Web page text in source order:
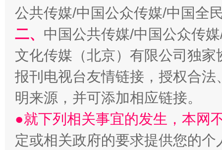
“刷贴”乱象丛生
生
揭批美国五大"原罪" "炒
公共传媒/中国公众传媒/中国全
二、 中国公共传媒/中国公众传
文化传媒（北京）有限公司独
报刊电视台友情链接，授权合
明来源，并可添加相应链接。
●就下列相关事宜的发生，本网
定或相关政府的要求提供您的个